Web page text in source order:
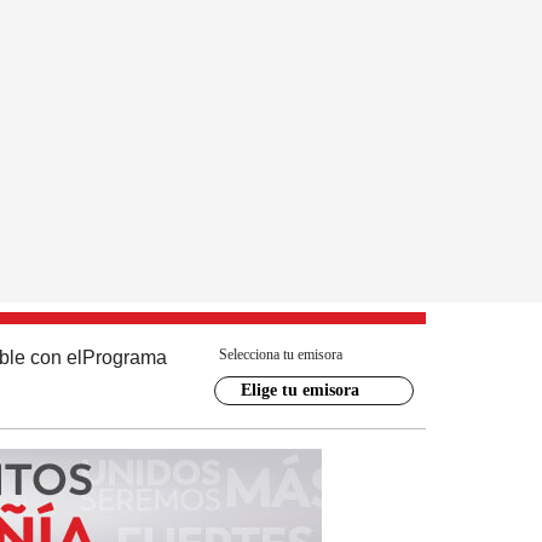
con el Programa Selecciona tu emisora
Elige tu emisora